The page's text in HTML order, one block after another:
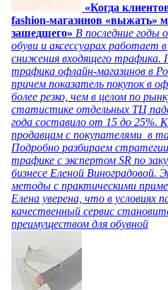
«Когда
fashion-магазинов «выжать»
зашедшего» В последние годы
обуви и аксессуарах работает
снижения входящего трафика.
трафика офлайн-магазинов в
причем показатель покупок в
более резко, чем в целом по
статистике отдельных ТЦ
года составило от 15 до 25%.
продавцам с покупателями в
Подробно разбираем
трафике с экспертом SR по
бизнесе Еленой Виноградовой.
методы с практическими
Елена уверена, что в условиях
качественный сервис
преимуществом для обувной